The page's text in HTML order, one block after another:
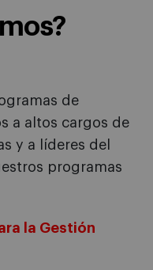
de
a altos cargos de
y a líderes del
programas
la Gestión